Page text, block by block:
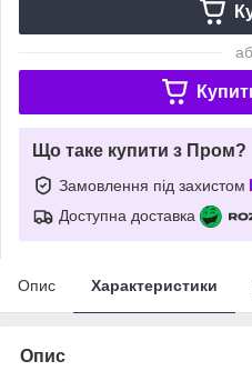
Що таке купити з Пром?
Замовлення під захистом
Доступна доставка
Опис Характеристики
Опис